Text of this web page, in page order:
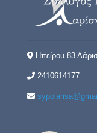
Ηπείρου 83
2410614177